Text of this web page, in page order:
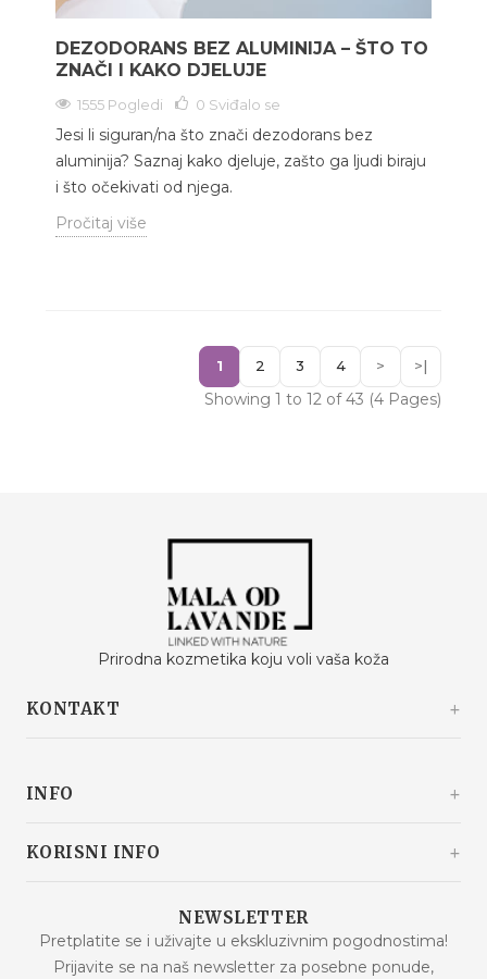
DEZODORANS BEZ ALUMINIJA – ŠTO TO
ZNAČI I KAKO DJELUJE
1555 Pogledi 0 Sviđalo se
Jesi li siguran/na što znači dezodorans bez
aluminija? Saznaj kako djeluje, zašto ga ljudi biraju
i što očekivati od njega.
Pročitaj više
1 2 3 4 > >|
Showing 1 to 12 of 43 (4 Pages)
Prirodna kozmetika koju voli vaša koža
KONTAKT
Hrvatska
Pon. - Pet.: 09h - 15h
INFO
O nama
Proizvodi na sniženju
Novi proizvodi
KORISNI INFO
Česta pitanja
Uvjeti kupnje
NEWSLETTER
Pretplatite se i uživajte u ekskluzivnim pogodnostima!
Prijavite se na naš newsletter za posebne ponude,